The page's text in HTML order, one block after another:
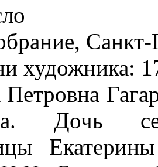
художника:
Петровна
Дочь